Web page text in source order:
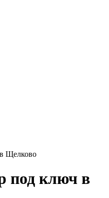
Щелково
под ключ в